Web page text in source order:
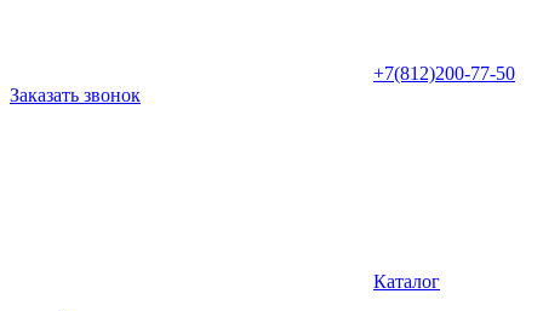
+7(812)200-77-50
Заказать звонок
Каталог